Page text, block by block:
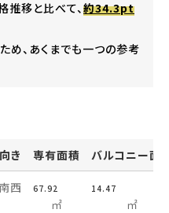
移と比べて、 約34.3pt
め、あくまでも一つの参考
向き 専有面積 バルコニー面
南西 67.92
㎡
14.47
㎡